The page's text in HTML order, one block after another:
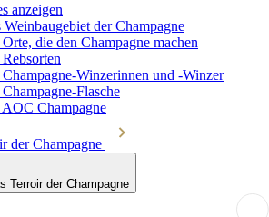
anzeigen
Weinbaugebiet der Champagne
die den Champagne machen
Winzerinnen und -Winzer
Flasche
Champagne
der Champagne
Terroir der Champagne